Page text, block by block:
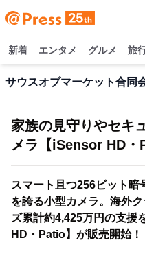
新着 エンタメ グルメ 旅
サウスオブマーケット合同
家族の見守りやセキ
メラ【iSensor HD・
スマート且つ256ビット暗
を誇る小型カメラ。海外
ズ累計約4,425万円の支援
HD・Patio】が販売開始！